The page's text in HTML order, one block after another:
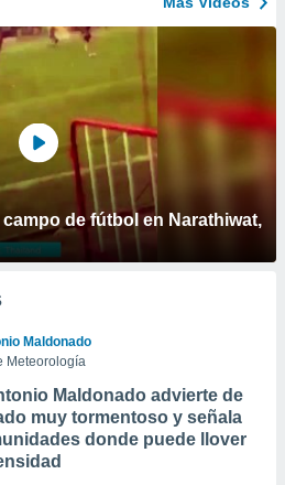
de fútbol en Narathiwat,
Maldonado
Meteorología
Maldonado advierte de
muy tormentoso y señala
donde puede llover